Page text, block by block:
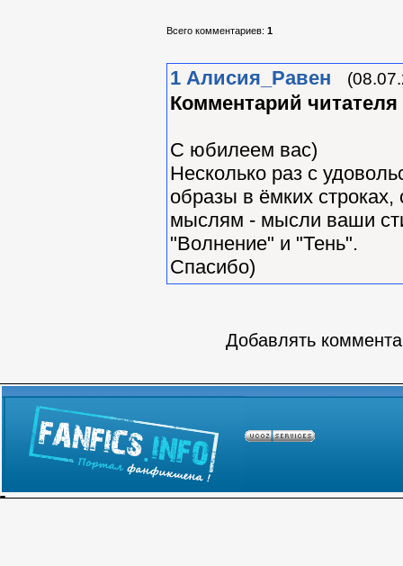
Всего комментариев: 1
1 Алиcия_Равен
Комментарий читателя
С юбилеем вас)
Несколько раз с
образы в ёмких
мыслям - мысли ваши
"Волнение" и "Тень".
Спасибо)
Добавлять